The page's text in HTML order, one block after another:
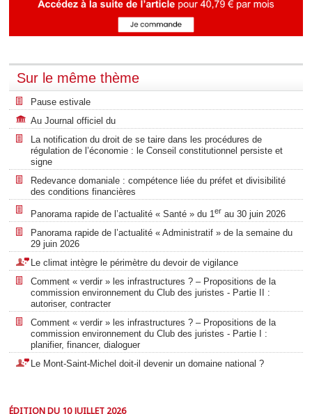
Sur le même thème
Pause estivale
Au Journal officiel du
La notification du droit de se taire dans les procédures de
régulation de l’économie : le Conseil constitutionnel persiste et
signe
Redevance domaniale : compétence liée du préfet et divisibilité
des conditions financières
Panorama rapide de l’actualité « Santé » du 1 er au 30 juin 2026
Panorama rapide de l’actualité « Administratif » de la semaine du
29 juin 2026
Le climat intègre le périmètre du devoir de vigilance
Comment « verdir » les infrastructures ? – Propositions de la
commission environnement du Club des juristes - Partie II :
autoriser, contracter
Comment « verdir » les infrastructures ? – Propositions de la
commission environnement du Club des juristes - Partie I :
planifier, financer, dialoguer
Le Mont-Saint-Michel doit-il devenir un domaine national ?
ÉDITION DU 10 JUILLET 2026